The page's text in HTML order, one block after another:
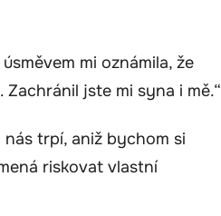
mi oznámila, že
Zachránil jste mi syna i mě.“
nás trpí, aniž bychom si
riskovat vlastní